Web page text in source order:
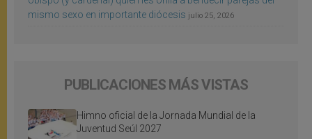
mismo sexo en importante diócesis julio 25, 2026
PUBLICACIONES MÁS VISTAS
Himno oficial de la Jornada Mundial de la
Juventud Seúl 2027